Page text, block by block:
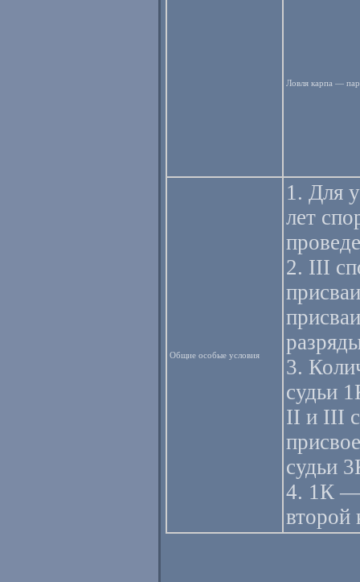
Ловля карпа —
Общие особые условия
1. Для
лет
2. III
3.
судьи
II и III
судьи
4. 1К —
второй